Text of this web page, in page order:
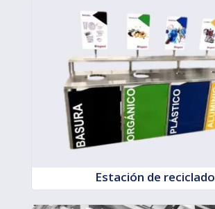
Estación de reciclado